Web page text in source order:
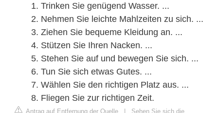
Trinken Sie genügend Wasser. ...
Nehmen Sie leichte Mahlzeiten zu sich. ...
Ziehen Sie bequeme Kleidung an. ...
Stützen Sie Ihren Nacken. ...
Stehen Sie auf und bewegen Sie sich. ...
Tun Sie sich etwas Gutes. ...
Wählen Sie den richtigen Platz aus. ...
Fliegen Sie zur richtigen Zeit.
Antrag auf Entfernung der Quelle | Sehen Sie sich die